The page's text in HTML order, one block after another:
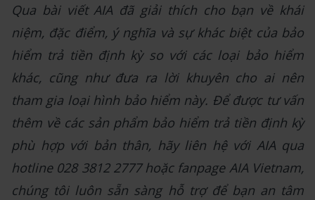
Qua bài viết AIA đã giải thích cho bạn về khái
niệm, đặc điểm, ý nghĩa và sự khác biệt của bảo
hiểm trả tiền định kỳ so với các loại bảo hiểm
khác, cũng như đưa ra lời khuyên cho ai nên
tham gia loại hình bảo hiểm này. Để được tư vấn
thêm về các sản phẩm bảo hiểm trả tiền định kỳ
phù hợp với bản thân, hãy liên hệ với AIA qua
hotline 028 3812 2777 hoặc fanpage AIA Vietnam,
chúng tôi luôn sẵn sàng hỗ trợ để bạn an tâm